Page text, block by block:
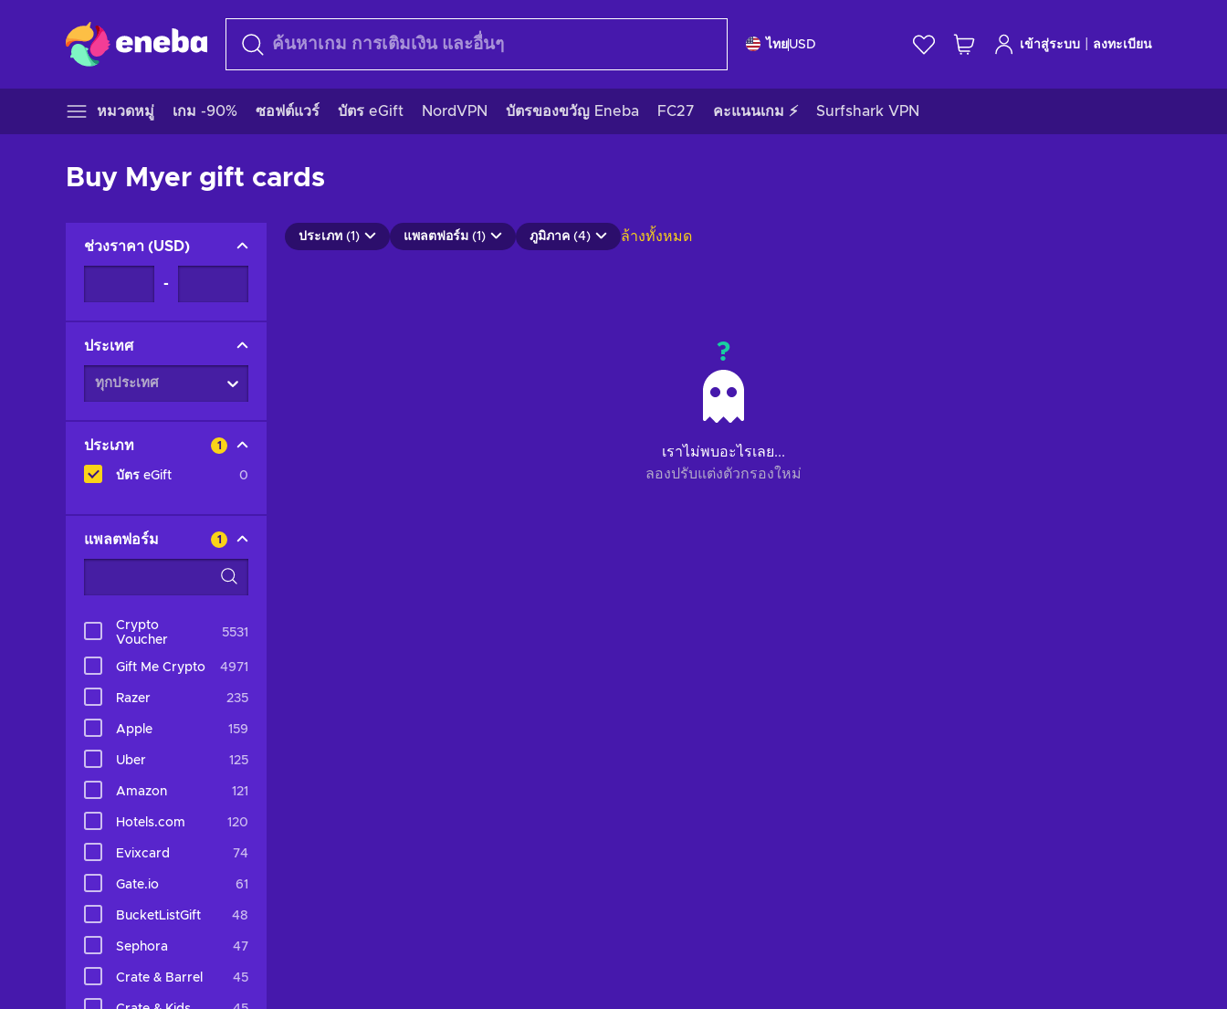
ไทยUSD เข้าสู่ระบบ ลงทะเบียน
หมวดหมู่ เกม -90% ซอฟต์แวร์ บัตร eGift NordVPN บัตรของขวัญ Eneba FC27 คะแนนเกม ⚡ Surfshark VPN
Buy Myer gift cards
ช่วงราคา (USD)
-
ประเทศ
ทุกประเทศ
ประเภท 1
บัตร eGift 0
แพลตฟอร์ม 1
Crypto
Voucher
5531
Gift Me Crypto 4971
Razer 235
Apple 159
Uber 125
Amazon 121
Hotels.com 120
Evixcard 74
Gate.io 61
BucketListGift 48
Sephora 47
Crate & Barrel 45
ประเภท (1) แพลตฟอร์ม (1) ภูมิภาค (4) ล้างทั้งหมด
?
เราไม่พบอะไรเลย...
ลองปรับแต่งตัวกรองใหม่